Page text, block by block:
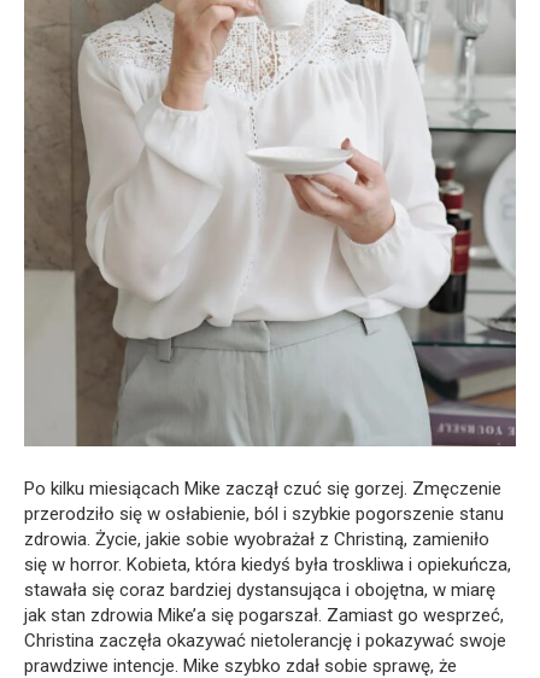
Po kilku miesiącach Mike zaczął czuć się gorzej. Zmęczenie
przerodziło się w osłabienie, ból i szybkie pogorszenie stanu
zdrowia. Życie, jakie sobie wyobrażał z Christiną, zamieniło
się w horror. Kobieta, która kiedyś była troskliwa i opiekuńcza,
stawała się coraz bardziej dystansująca i obojętna, w miarę
jak stan zdrowia Mike’a się pogarszał. Zamiast go wesprzeć,
Christina zaczęła okazywać nietolerancję i pokazywać swoje
prawdziwe intencje. Mike szybko zdał sobie sprawę, że